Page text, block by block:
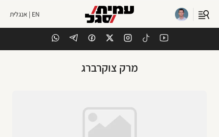
EN | אנגלית
מרק צוקרברג